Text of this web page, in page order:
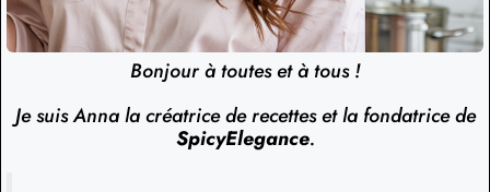
Bonjour à toutes et à tous !
Je suis Anna la créatrice de recettes et la fondatrice de
SpicyElegance.